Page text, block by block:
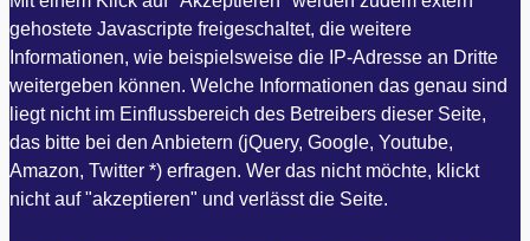
gehostete Javascripte freigeschaltet, die weitere
Informationen, wie beispielsweise die IP-Adresse an Dritte
weitergeben können. Welche Informationen das genau sind
liegt nicht im Einflussbereich des Betreibers dieser Seite,
das bitte bei den Anbietern (jQuery, Google, Youtube,
Amazon, Twitter *) erfragen. Wer das nicht möchte, klickt
nicht auf "akzeptieren" und verlässt die Seite.